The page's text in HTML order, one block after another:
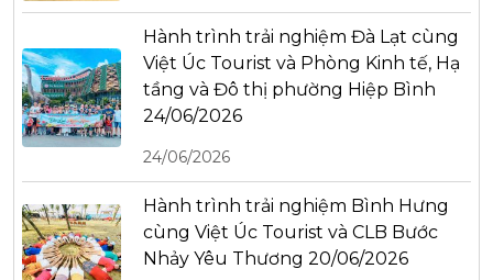
Hành trình trải nghiệm Đà Lạt cùng
Việt Úc Tourist và Phòng Kinh tế, Hạ
tầng và Đô thị phường Hiệp Bình
24/06/2026
24/06/2026
Hành trình trải nghiệm Bình Hưng
cùng Việt Úc Tourist và CLB Bước
Nhảy Yêu Thương 20/06/2026